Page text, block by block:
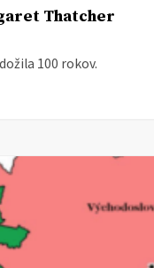
Thatcher
100 rokov.